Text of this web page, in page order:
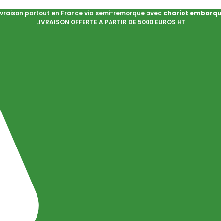
partout en France via semi-remorque avec chariot
LIVRAISON OFFERTE A PARTIR DE 5000 EUROS HT